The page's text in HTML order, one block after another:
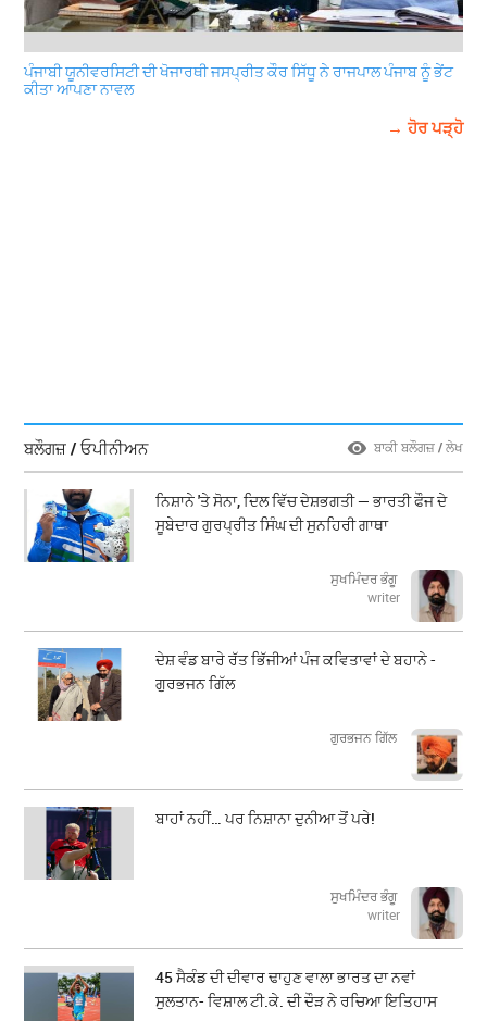
ਪੰਜਾਬੀ ਯੂਨੀਵਰਸਿਟੀ ਦੀ ਖੋਜਾਰਥੀ ਜਸਪ੍ਰੀਤ ਕੌਰ ਸਿੱਧੂ ਨੇ ਰਾਜਪਾਲ ਪੰਜਾਬ ਨੂੰ ਭੇਂਟ
ਕੀਤਾ ਆਪਣਾ ਨਾਵਲ
→ ਹੋਰ ਪੜ੍ਹੋ
ਬਲੌਗਜ਼ / ਓਪੀਨੀਅਨ ਬਾਕੀ ਬਲੌਗਜ਼ / ਲੇਖ
ਨਿਸ਼ਾਨੇ 'ਤੇ ਸੋਨਾ, ਦਿਲ ਵਿੱਚ ਦੇਸ਼ਭਗਤੀ — ਭਾਰਤੀ ਫੌਜ ਦੇ
ਸੂਬੇਦਾਰ ਗੁਰਪ੍ਰੀਤ ਸਿੰਘ ਦੀ ਸੁਨਹਿਰੀ ਗਾਥਾ
ਸੁਖਮਿੰਦਰ ਭੰਗੂ
writer
ਦੇਸ਼ ਵੰਡ ਬਾਰੇ ਰੱਤ ਭਿੱਜੀਆਂ ਪੰਜ ਕਵਿਤਾਵਾਂ ਦੇ ਬਹਾਨੇ -
ਗੁਰਭਜਨ ਗਿੱਲ
​​​​​​​ਗੁਰਭਜਨ ਗਿੱਲ
ਬਾਹਾਂ ਨਹੀਂ… ਪਰ ਨਿਸ਼ਾਨਾ ਦੁਨੀਆ ਤੋਂ ਪਰੇ!
ਸੁਖਮਿੰਦਰ ਭੰਗੂ
writer
45 ਸੈਕੰਡ ਦੀ ਦੀਵਾਰ ਢਾਹੁਣ ਵਾਲਾ ਭਾਰਤ ਦਾ ਨਵਾਂ
ਸੁਲਤਾਨ- ਵਿਸ਼ਾਲ ਟੀ.ਕੇ. ਦੀ ਦੌੜ ਨੇ ਰਚਿਆ ਇਤਿਹਾਸ